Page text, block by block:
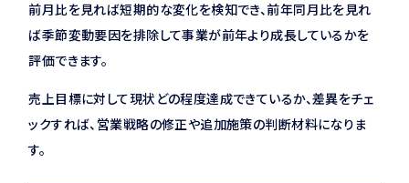
前月比を見れば短期的な変化を検知でき、前年同月比を見れ
ば季節変動要因を排除して事業が前年より成長しているかを
評価できます。
売上目標に対して現状どの程度達成できているか、差異をチェ
ックすれば、営業戦略の修正や追加施策の判断材料になりま
す。